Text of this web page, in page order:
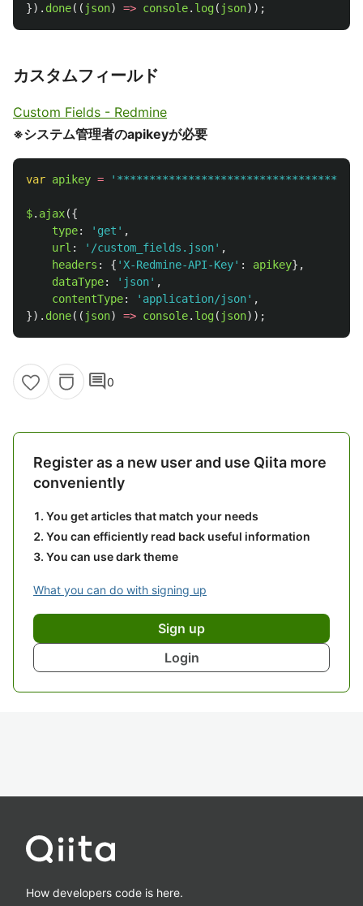
}). done(( json) => console. log( json));
カスタムフィールド
Custom Fields - Redmine
※システム管理者のapikeyが必要
var apikey = '
$. ajax({
type: ' get ' ,
url : ' /custom_fields.json' ,
headers : { ' X-Redmine-API-Key' : apikey},
dataType: ' json' ,
contentType: ' application/json' ,
}). done(( json) => console. log( json));
comment0
Register as a new user and use Qiita more
conveniently
You get articles that match your needs
You can efficiently read back useful information
You can use dark theme
What you can do with signing up
Sign up
Login
How developers code is here.